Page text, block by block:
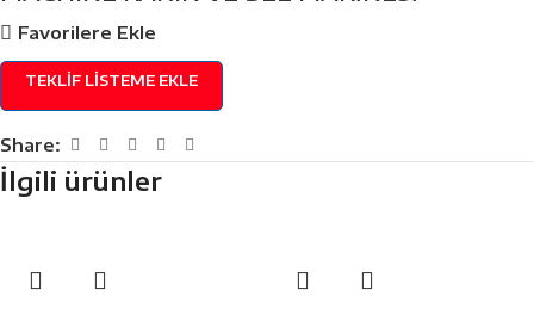
Favorilere Ekle
TEKLIF LISTEME EKLE
Share:
İlgili ürünler